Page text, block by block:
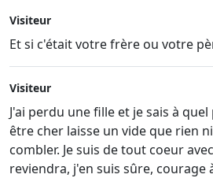
Visiteur
Et si c'était votre frère ou votre
Visiteur
J'ai perdu une fille et je sais à
être cher laisse un vide que rien
combler. Je suis de tout coeur
reviendra, j'en suis sûre, courage